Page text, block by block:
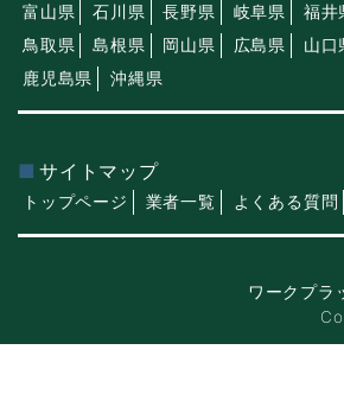
富山県
石川県 長野県 岐阜県 福井
鳥取県
島根県 岡山県 広島県 山口
鹿児島県
沖縄県
サイトマップ
トップページ 業者一覧 よくある質問
ワークプラ